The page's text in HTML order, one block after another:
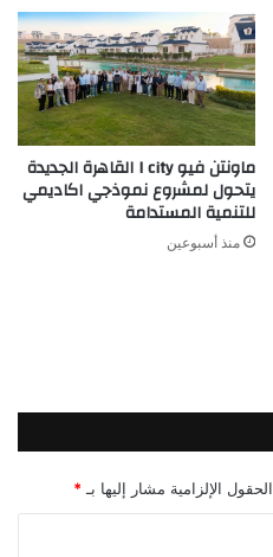
ماونتن فيو I city القاهرة الجديدة
يتحول لمشروع نموذجي اكاديمي
للتنمية المستدامة
منذ أسبوعين
الحقول الإلزامية مشار إليها بـ *